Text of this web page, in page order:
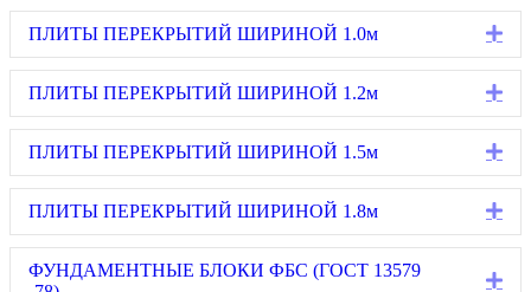
ПЛИТЫ ПЕРЕКРЫТИЙ ШИРИНОЙ 1.0м
ПЛИТЫ ПЕРЕКРЫТИЙ ШИРИНОЙ 1.2м
ПЛИТЫ ПЕРЕКРЫТИЙ ШИРИНОЙ 1.5м
ПЛИТЫ ПЕРЕКРЫТИЙ ШИРИНОЙ 1.8м
ФУНДАМЕНТНЫЕ БЛОКИ ФБС (ГОСТ 13579